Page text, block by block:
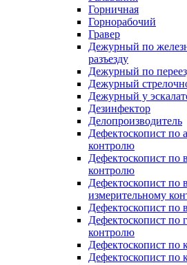
Горничная
Горнорабочий
Гравер
Дежурный по
разъезду
Дежурный по
Дежурный
Дежурный у
Дезинфектор
Делопроизводитель
Дефектоскопист по
контролю
Дефектоскопист по
контролю
Дефектоскопист по
измерительному
Дефектоскопист по
Дефектоскопист по
контролю
Дефектоскопист по
Дефектоскопист по